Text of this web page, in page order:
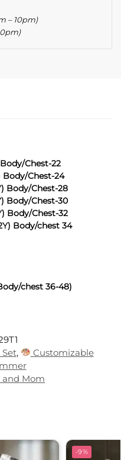
– 10pm)
Body/Chest-22
Body/Chest-24
Body/Chest-28
Body/Chest-30
Body/Chest-32
Body/chest 34
chest 36-48)
Set,
Customizable
and Mom
-9%